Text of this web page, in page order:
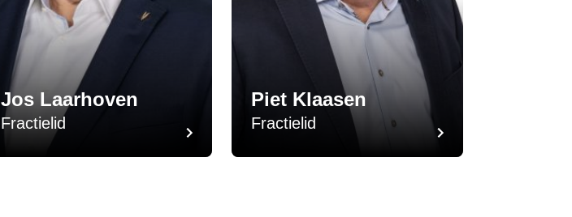
Jos Laarhoven
Fractielid
Piet Klaasen
Fractielid